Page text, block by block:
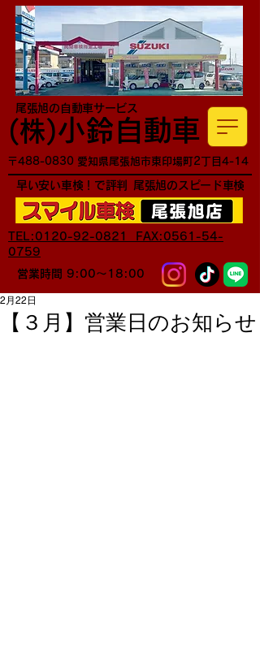
TEL:0120-92-0821 FAX:0561-54-
0759
営業時間 9:00～18:00
​(株)小鈴自動車
尾張旭の自動車サービス
早い安い車検！で評判 尾張旭のスピード車検
〒488-0830 愛知県尾張旭市東印場町2丁目4-14
【３月】営業日のお知らせ
2月22日